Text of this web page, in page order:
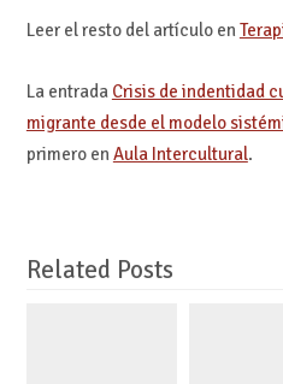
Leer el resto del artículo en
La entrada Crisis de indentidad
migrante desde el modelo
primero en Aula Intercultural.
Related Posts